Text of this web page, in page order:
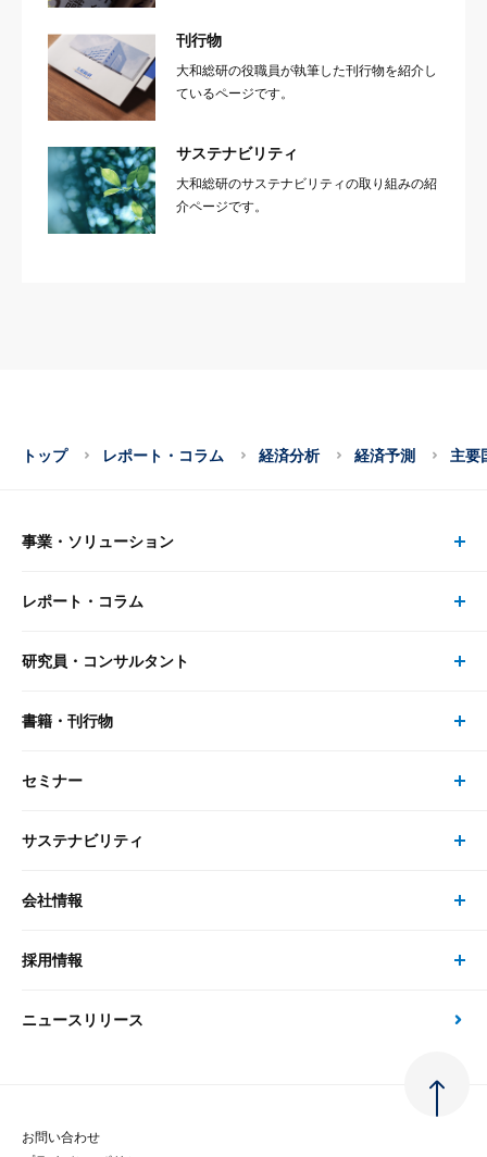
刊行物
大和総研の役職員が執筆した刊行物を紹介し
ているページです。
サステナビリティ
大和総研のサステナビリティの取り組みの紹
介ページです。
トップ レポート・コラム 経済分析 経済予測 主要
事業・ソリューション
事業・ソリューション トップ
リサーチ
大和総研の強み
先端テクノロジーに基づく新たな価値の創出
レポート・コラム
レポート・コラム トップ
最新のレポート・コラム
政策分析
金融経済教育等
研究員・コンサルタント
研究員・コンサルタント トップ
研究員
書籍・刊行物
書籍・刊行物 トップ
書籍
セミナー
セミナー トップ
現在受付中のセミナー・イベント
サステナビリティ
サステナビリティの取り組み
次世代社会への貢献
会社情報
会社情報 トップ
会社概要・役員一覧
採用情報
採用情報 トップ
ニュースリリース
お問い合わせ